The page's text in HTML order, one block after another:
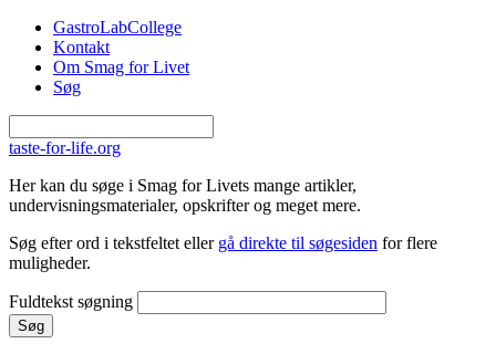
Gå til hovedindhold
GastroLabCollege
Kontakt
Om Smag for Livet
Søg
taste-for-life.org
Her kan du søge i Smag for Livets mange artikler,
undervisningsmaterialer, opskrifter og meget mere.
Søg efter ord i tekstfeltet eller gå direkte til søgesiden for flere
muligheder.
Fuldtekst søgning